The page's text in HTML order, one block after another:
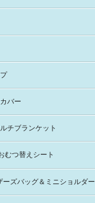
バー
チブランケット
むつ替えシート
ーズバッグ＆ミニショルダー